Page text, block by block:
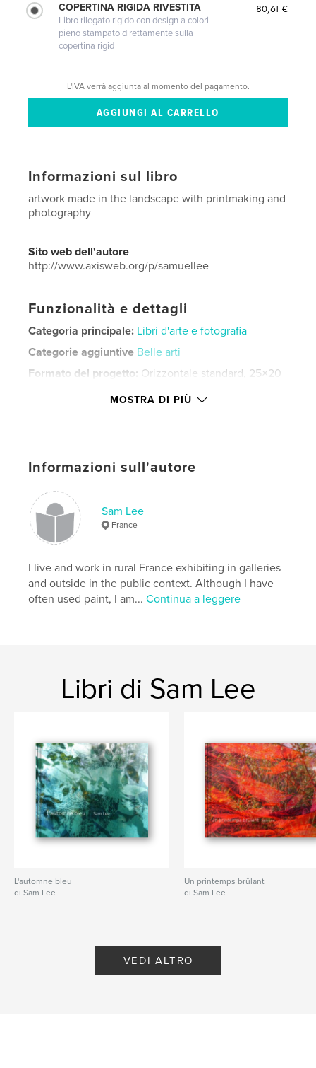
COPERTINA RIGIDA RIVESTITA
Libro rilegato rigido con design a colori
pieno stampato direttamente sulla
copertina rigid
80,61 €
L'IVA verrà aggiunta al momento del pagamento.
Informazioni sul libro
artwork made in the landscape with printmaking and
photography
Sito web dell'autore
http://www.axisweb.org/p/samuellee
Funzionalità e dettagli
Categoria principale: Libri d'arte e fotografia
Categorie aggiuntive Belle arti
Formato del progetto: Orizzontale standard, 25×20
Parole chiave
MOSTRA DI PIÙ
Informazioni sull'autore
Sam Lee
France
I live and work in rural France exhibiting in galleries
and outside in the public context. Although I have
often used paint, I am...Continua a leggere
Libri di Sam Lee
L'automne bleu
di Sam Lee
Un printemps brûlant
di Sam Lee
VEDI ALTRO